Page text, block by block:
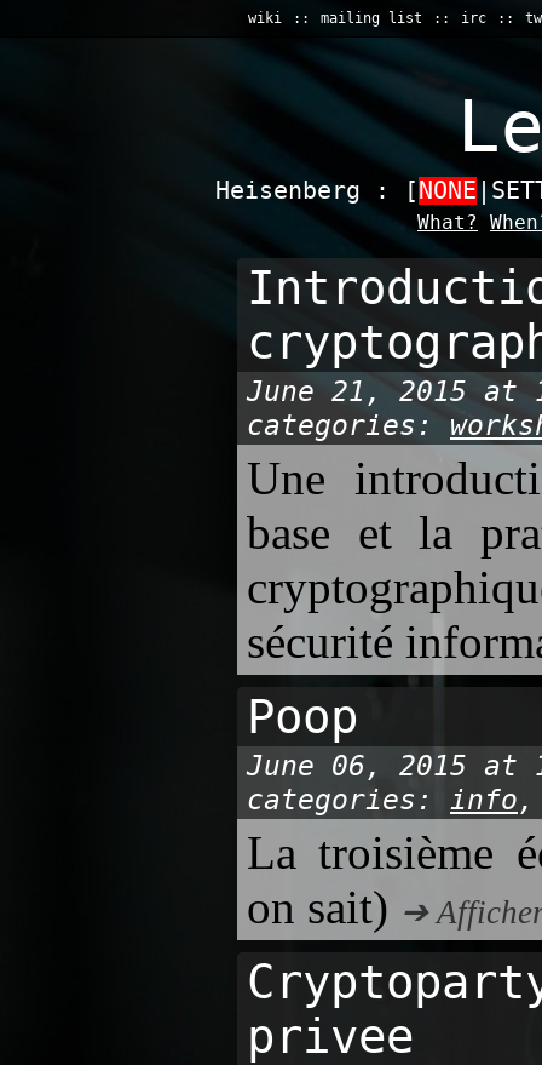
wiki mailing list irc
Heisenberg : [ NONE
What?
June 21, 2015
categories:
Une
base et la
sécurité
Poop
June 06, 2015
categories: info
La troisième
on sait) ➔
privee